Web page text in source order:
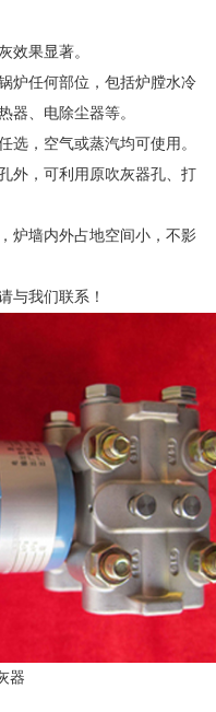
效果显著。
炉任何部位，包括炉膛水冷
器、电除尘器等。
选，空气或蒸汽均可使用。
外，可利用原吹灰器孔、打
炉墙内外占地空间小，不影
与我们联系！
器